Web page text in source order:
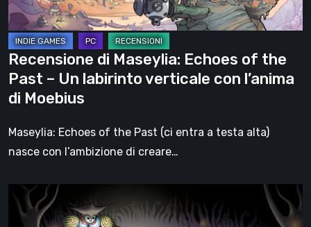
–
Un
labirinto
verticale
con
l’anima
di
Recensione di Maseylia: Echoes of the
Past – Un labirinto verticale con l’anima
di Moebius
Maseylia: Echoes of the Past (ci entra a testa alta)
nasce con l’ambizione di creare…
Cesto